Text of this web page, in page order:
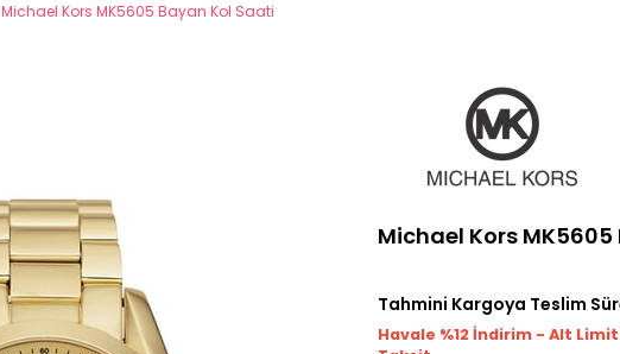
Michael Kors MK5605 Bayan Kol Saati
Michael Kors
Tahmini Kargoya Teslim
Havale %12 İndirim - Alt Limit